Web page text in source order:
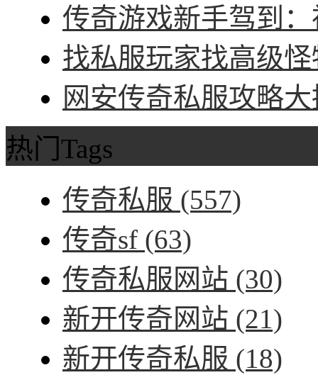
传奇游戏新手驾到
找私服玩家找高级
网安传奇私服攻略
热门Tags
传奇私服 (557)
传奇sf (63)
传奇私服网站 (30)
新开传奇网站 (21)
新开传奇私服 (18)